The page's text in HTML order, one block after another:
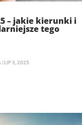
– jakie kierunki i
tego
| LIP 3, 2025